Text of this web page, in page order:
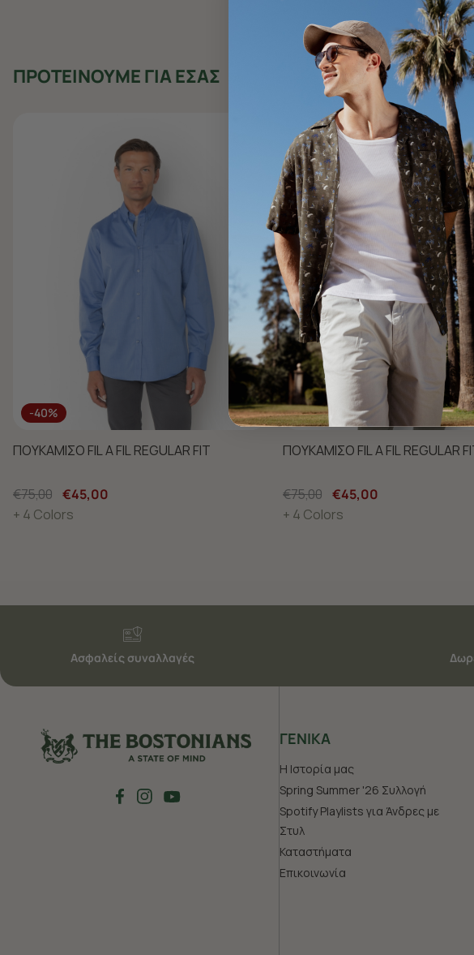
ΠΡΟΤΕΙΝΟΥΜΕ ΓΙΑ ΕΣΑΣ
-40%
ΠΟΥΚΑΜΙΣΟ FIL A FIL REGULAR FIT
€75,00 €45,00
+ 4 Colors
-40%
ΠΟΥΚΑΜΙΣΟ FIL A FIL REGULAR
€75,00 €45,00
+ 4 Colors
Ασφαλείς συναλλαγές
ΓΕΝΙΚΑ
Η Ιστορία μας
Spring Summer '26 Συλλογή
Spotify Playlists για Άνδρες με
Στυλ
Καταστήματα
Επικοινωνία